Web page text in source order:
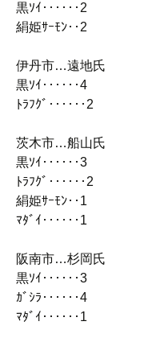
黒ｿｲ‥‥‥2
絹姫ｻｰﾓﾝ‥2
伊丹市…遠地氏
黒ｿｲ‥‥‥4
ﾄﾗﾌｸﾞ‥‥‥2
茨木市…船山氏
黒ｿｲ‥‥‥3
ﾄﾗﾌｸﾞ‥‥‥2
絹姫ｻｰﾓﾝ‥1
ﾏﾀﾞｲ‥‥‥1
阪南市…杉岡氏
黒ｿｲ‥‥‥3
ｶﾞｼﾗ‥‥‥4
ﾏﾀﾞｲ‥‥‥1